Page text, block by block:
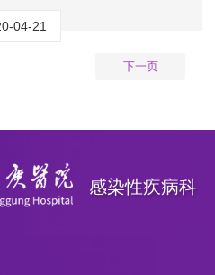
04-21
下一页
感染性疾病科